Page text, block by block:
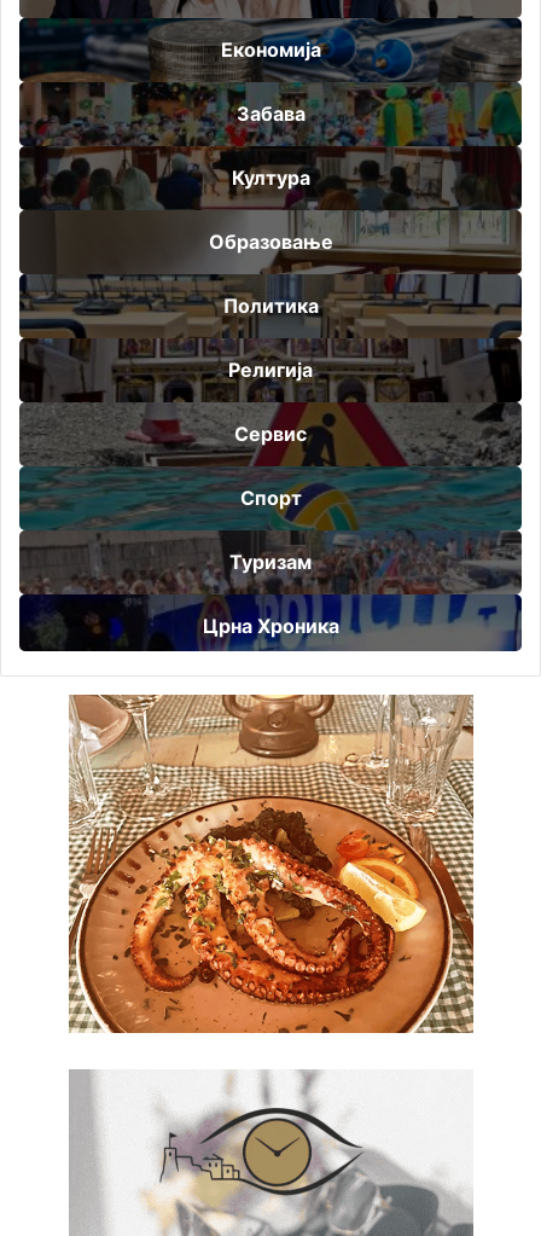
Економија
Забава
Култура
Образовање
Политика
Религија
Сервис
Спорт
Туризам
Црна Хроника